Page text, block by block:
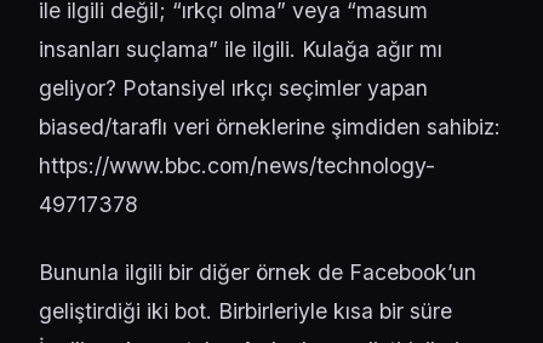
ile ilgili değil; “ırkçı olma” veya “masum
insanları suçlama” ile ilgili. Kulağa ağır mı
geliyor? Potansiyel ırkçı seçimler yapan
biased/taraflı veri örneklerine şimdiden sahibiz:
https://www.bbc.com/news/technology-
49717378
Bununla ilgili bir diğer örnek de Facebook’un
geliştirdiği iki bot. Birbirleriyle kısa bir süre